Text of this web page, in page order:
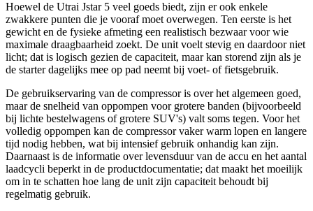
Hoewel de Utrai Jstar 5 veel goeds biedt, zijn er ook enkele
zwakkere punten die je vooraf moet overwegen. Ten eerste is het
gewicht en de fysieke afmeting een realistisch bezwaar voor wie
maximale draagbaarheid zoekt. De unit voelt stevig en daardoor niet
licht; dat is logisch gezien de capaciteit, maar kan storend zijn als je
de starter dagelijks mee op pad neemt bij voet- of fietsgebruik.
De gebruikservaring van de compressor is over het algemeen goed,
maar de snelheid van oppompen voor grotere banden (bijvoorbeeld
bij lichte bestelwagens of grotere SUV's) valt soms tegen. Voor het
volledig oppompen kan de compressor vaker warm lopen en langere
tijd nodig hebben, wat bij intensief gebruik onhandig kan zijn.
Daarnaast is de informatie over levensduur van de accu en het aantal
laadcycli beperkt in de productdocumentatie; dat maakt het moeilijk
om in te schatten hoe lang de unit zijn capaciteit behoudt bij
regelmatig gebruik.